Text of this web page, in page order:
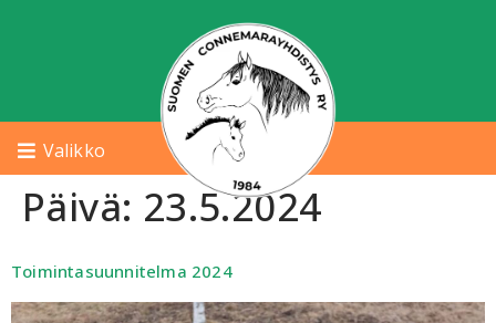
Valikko
Päivä: 23.5.2024
Toimintasuunnitelma 2024